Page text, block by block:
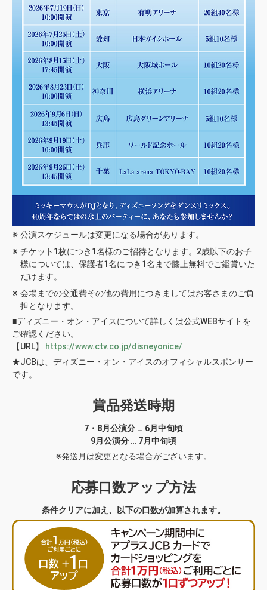
公演スケジュールは変更になる場合があります。
チケット1枚につき1名様のご招待となります。2歳以下のお子
様については、保護者1名につき1名まで膝上無料でご鑑賞いた
だけます。
会場までの交通費その他の費用につきましてはお客さまのご負
担となります。
■ディズニー・オン・アイスについて詳しくは公式WEBサイトを
ご確認ください。
【URL】
https://www.ctv.co.jp/disneyonice/
★JCBは、ディズニー・オン・アイスのオフィシャルスポンサー
です。
賞品発送時期
7・8月公演分 … 6月中旬頃
9月公演分 … 7月中旬頃
※発送月は変更となる場合がございます。
応募口数アップ方法
条件クリアに加え、以下の口数が加算されます。